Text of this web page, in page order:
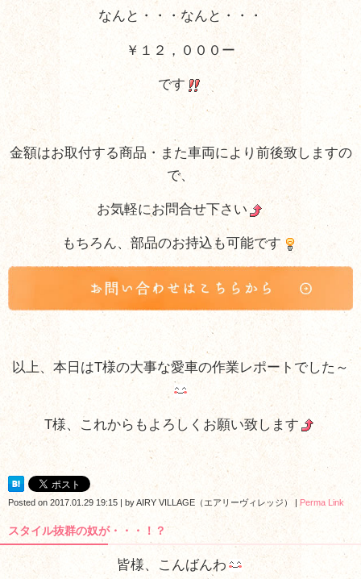
なんと・・・なんと・・・
￥１２，０００ー
です
金額はお取付する商品・また車両により前後致しますの
で、
お気軽にお問合せ下さい
もちろん、部品のお持込も可能です
以上、本日はT様の大事な愛車の作業レポートでした～
T様、これからもよろしくお願い致します
Posted on 2017.01.29 19:15 | byAIRY VILLAGE（エアリーヴィレッジ） | Perma Link
スタイル抜群の奴が・・・！？
皆様、こんばんわ